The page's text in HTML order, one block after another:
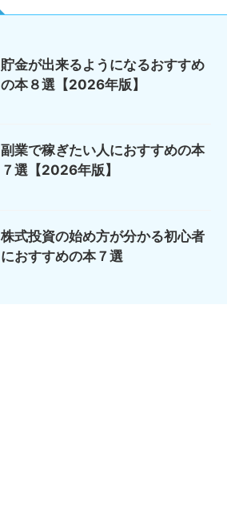
貯金が出来るようになるおすすめ
の本８選【2026年版】
副業で稼ぎたい人におすすめの本
７選【2026年版】
株式投資の始め方が分かる初心者
におすすめの本７選